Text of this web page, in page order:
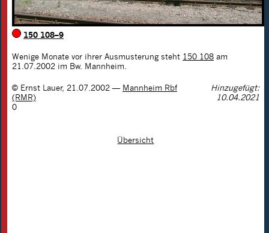
150 108–9
Wenige Monate vor ihrer Ausmusterung steht 150 108 am
21.07.2002 im Bw. Mannheim.
© Ernst Lauer, 21.07.2002 — Mannheim Rbf
(RMR)
Hinzugefügt:
10.04.2021
0
Übersicht